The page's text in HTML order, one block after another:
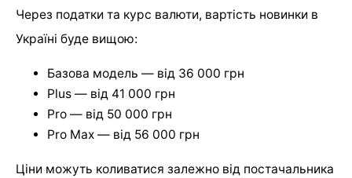
Через податки та курс валюти, вартість новинки в
Україні буде вищою:
Базова модель — від 36 000 грн
Plus — від 41 000 грн
Pro — від 50 000 грн
Pro Max — від 56 000 грн
Ціни можуть коливатися залежно від постачальника